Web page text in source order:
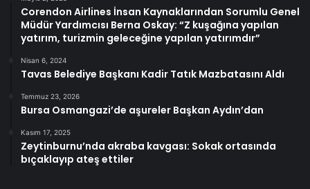
Corendon Airlines İnsan Kaynaklarından Sorumlu Genel
Müdür Yardımcısı Berna Oskay: “Z kuşağına yapılan
yatırım, turizmin geleceğine yapılan yatırımdır”
Nisan 6, 2024
Tavas Belediye Başkanı Kadir Tatık Mazbatasını Aldı
Temmuz 23, 2026
Bursa Osmangazi’de aşureler Başkan Aydın’dan
Kasım 17, 2025
Zeytinburnu’nda akraba kavgası: Sokak ortasında
bıçaklayıp ateş ettiler